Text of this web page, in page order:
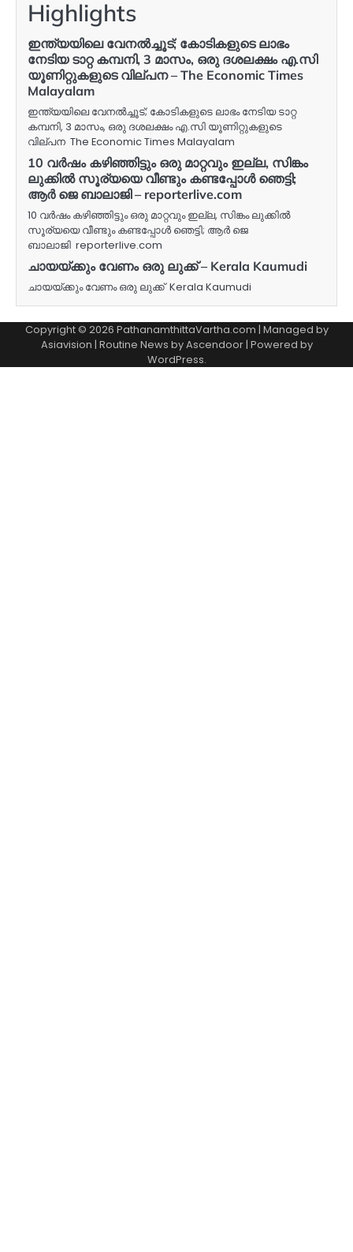
Highlights
ഇന്ത്യയിലെ വേനൽച്ചൂട്; കോടികളുടെ ലാഭം
നേടിയ ടാറ്റ കമ്പനി, 3 മാസം, ഒരു ദശലക്ഷം എ.സി
യൂണിറ്റുകളുടെ വില്പന – The Economic Times
Malayalam
ഇന്ത്യയിലെ വേനൽച്ചൂട്; കോടികളുടെ ലാഭം നേടിയ ടാറ്റ
കമ്പനി, 3 മാസം, ഒരു ദശലക്ഷം എ.സി യൂണിറ്റുകളുടെ
വില്പന The Economic Times Malayalam
10 വർഷം കഴിഞ്ഞിട്ടും ഒരു മാറ്റവും ഇല്ല, സിങ്കം
ലുക്കിൽ സൂര്യയെ വീണ്ടും കണ്ടപ്പോൾ ഞെട്ടി;
ആർ ജെ ബാലാജി – reporterlive.com
10 വർഷം കഴിഞ്ഞിട്ടും ഒരു മാറ്റവും ഇല്ല, സിങ്കം ലുക്കിൽ
സൂര്യയെ വീണ്ടും കണ്ടപ്പോൾ ഞെട്ടി; ആർ ജെ
ബാലാജി reporterlive.com
ചായയ്ക്കും വേണം ഒരു ലുക്ക് – Kerala Kaumudi
ചായയ്ക്കും വേണം ഒരു ലുക്ക് Kerala Kaumudi
Copyright © 2026 PathanamthittaVartha.com | Managed by
Asiavision | Routine News byAscendoor| Powered by
WordPress.